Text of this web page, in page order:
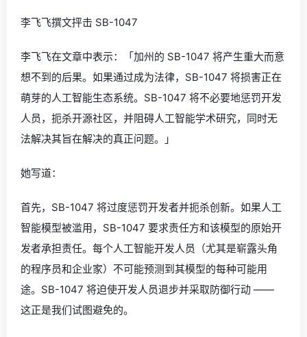
李飞飞撰文抨击 SB-1047
李飞飞在文章中表示：「加州的 SB-1047 将产生重大而意
想不到的后果。如果通过成为法律，SB-1047 将损害正在
萌芽的人工智能生态系统。SB-1047 将不必要地惩罚开发
人员，扼杀开源社区，并阻碍人工智能学术研究，同时无
法解决其旨在解决的真正问题。」
她写道：
首先，SB-1047 将过度惩罚开发者并扼杀创新。如果人工
智能模型被滥用，SB-1047 要求责任方和该模型的原始开
发者承担责任。每个人工智能开发人员（尤其是崭露头角
的程序员和企业家）不可能预测到其模型的每种可能用
途。SB-1047 将迫使开发人员退步并采取防御行动 ——
这正是我们试图避免的。